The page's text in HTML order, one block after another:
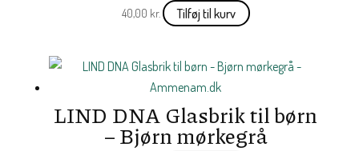
40,00 kr. Tilføj til kurv
LIND DNA Glasbrik til børn
– Bjørn mørkegrå